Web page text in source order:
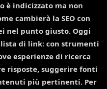
è indicizzato ma non
cambierà la SEO con
nel punto giusto. Oggi
lista di link: con strumenti
esperienze di ricerca
risposte, suggerire fonti
più pertinenti. Per